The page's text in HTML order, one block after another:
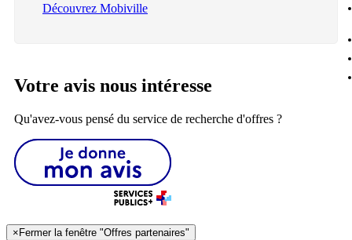
Découvrez Mobiville
Votre avis nous intéresse
Qu'avez-vous pensé du service de recherche d'offres ?
× Fermer la fenêtre "Offres partenaires"